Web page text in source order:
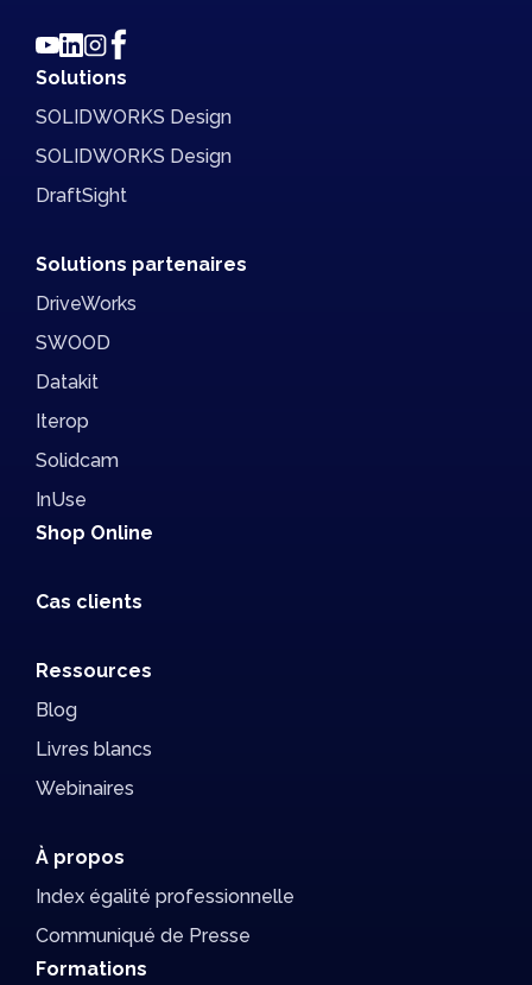
Solutions
SOLIDWORKS Design
SOLIDWORKS Design
DraftSight
Solutions partenaires
DriveWorks
SWOOD
Datakit
Iterop
Solidcam
InUse
Shop Online
Cas clients
Ressources
Blog
Livres blancs
Webinaires
À propos
Index égalité professionnelle
Communiqué de Presse
Formations